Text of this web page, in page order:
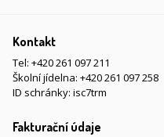
Kontakt
Tel: +420 261 097 211
Školní jídelna: +420 261 097 258
ID schránky: isc7trm
Fakturační údaje